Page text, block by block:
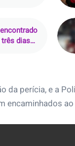
três dias
da perícia, e a
encaminhados